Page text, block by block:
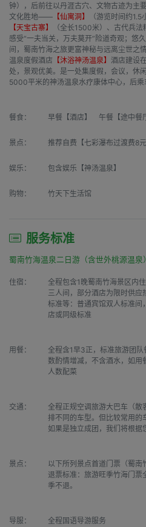
钟），后前往以丹涯古穴、文物古迹为主
文化胜地—— 【仙寓洞】
（游览时间约
【天宝古寨】
（全长1500米）、古代兵
感受“一夫当关，万夫莫开”险道奇观；悠
间，蜀南竹海之旅更富神秘与远离尘世之
温泉度假酒店 【沐浴神汤温泉】 酒店建设
处，景观优美。是一处集度假，会议，休
5000平米的神汤温泉水疗康体中心，后乘
餐食： 早餐【酒店】 午餐【途中餐
景点： 推荐自费【七彩瀑布过渡费8元
娱乐： 包含娱乐【神汤温泉】
购物： 竹天下生活馆
服务标准
蜀南竹海温泉二日游（含世外桃源温泉
住宿：
全程包含1晚蜀南竹海景区内
三人间，部分酒店为限时供应
标准等：普通宾馆双人标准间
店或同级标准
用餐：
全程含1早3正，标准旅游团
数酌情增减，不含酒水，如用
人数配菜
交通：
全程正规空调旅游大巴车（散
排不同的车型。但比较常用的
如果是独立成团，我们将根据
景点：
以下所列景点首道门票（蜀南
退票标准：旅游旺季竹海门
季不退。
导服： 全程国语导游服务